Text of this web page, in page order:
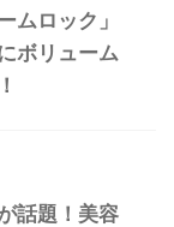
ムロック」
ボリューム
話題！美容